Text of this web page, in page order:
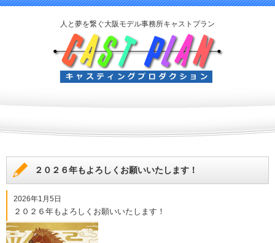
人と夢を繋ぐ大阪モデル事務所キャストプラン
２０２６年もよろしくお願いいたします！
2026年1月5日
２０２６年もよろしくお願いいたします！